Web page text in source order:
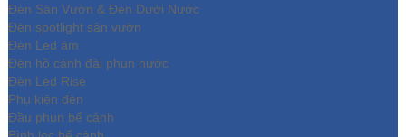
Đèn Sân Vườn & Đèn Dưới Nước
Đèn spotlight sân vườn
Đèn Led âm
Đèn hồ cảnh đài phun nước
Đèn Led Rise
Phụ kiện đèn
Đầu phun bể cảnh